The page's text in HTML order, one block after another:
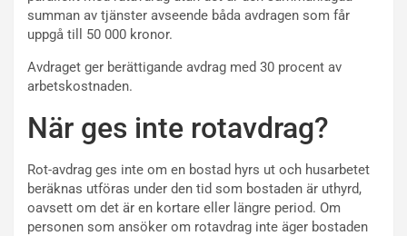
summan av tjänster avseende båda avdragen som får
uppgå till 50 000 kronor.
Avdraget ger berättigande avdrag med 30 procent av
arbetskostnaden.
När ges inte rotavdrag?
Rot-avdrag ges inte om en bostad hyrs ut och husarbetet
beräknas utföras under den tid som bostaden är uthyrd,
oavsett om det är en kortare eller längre period. Om
personen som ansöker om rotavdrag inte äger bostaden